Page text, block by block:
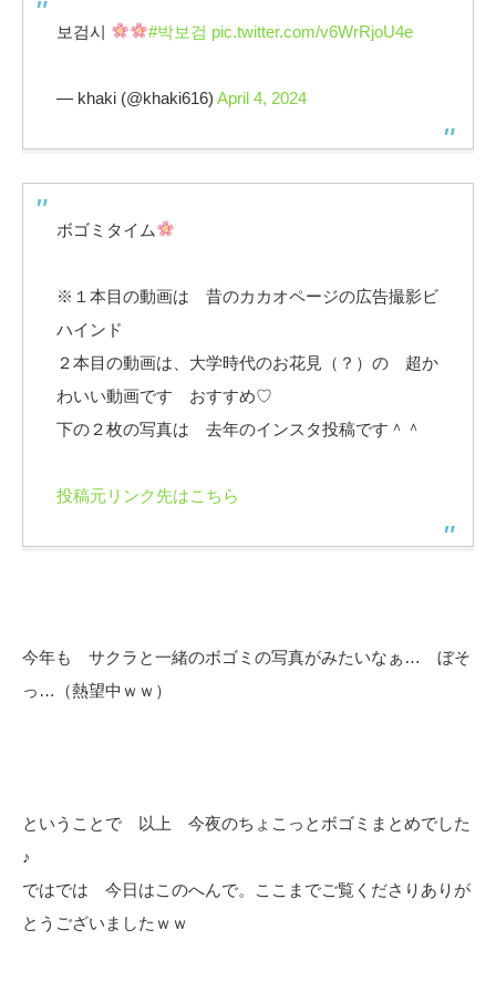
보검시 #박보검 pic.twitter.com/v6WrRjoU4e
— khaki (@khaki616) April 4, 2024
ボゴミタイム
※１本目の動画は 昔のカカオページの広告撮影ビ
ハインド
２本目の動画は、大学時代のお花見（？）の 超か
わいい動画です おすすめ♡
下の２枚の写真は 去年のインスタ投稿です＾＾
投稿元リンク先はこちら
今年も サクラと一緒のボゴミの写真がみたいなぁ… ぼそ
っ…（熱望中ｗｗ）
ということで 以上 今夜のちょこっとボゴミまとめでした
♪
ではでは 今日はこのへんで。ここまでご覧くださりありが
とうございましたｗｗ